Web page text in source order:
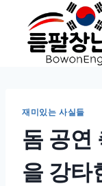
content
재미있는 사실들
돔 공연
을 강타